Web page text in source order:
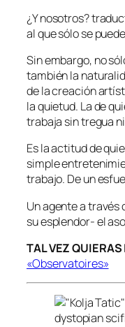
¿Y nosotros?
al que sólo se
Sin embargo, no
también la
de la creación
la quietud. La de
trabaja sin tregua
Es la actitud de
simple
trabajo. De un
Un agente a
su esplendor- el
TAL VEZ QUIERAS
«Observatoires»